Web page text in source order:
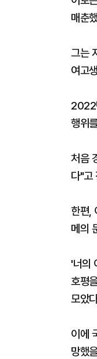
매춘
그는
여고
2022
행위
처음
다"고
한편,
메의
'너의
호평
모았
이에
망했